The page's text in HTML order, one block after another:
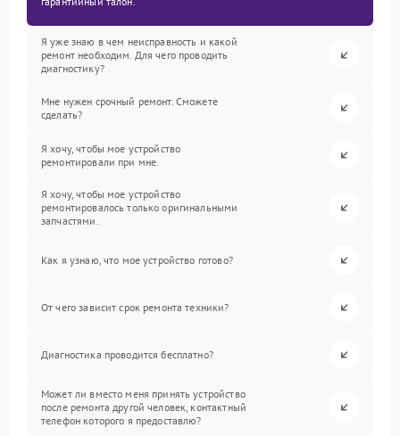
Я уже знаю в чем неисправность и какой
ремонт необходим. Для чего проводить
диагностику?
Мне нужен срочный ремонт. Сможете
сделать?
Я хочу, чтобы мое устройство
ремонтировали при мне.
Я хочу, чтобы мое устройство
ремонтировалось только оригинальными
запчастями.
Как я узнаю, что мое устройство готово?
От чего зависит срок ремонта техники?
Диагностика проводится бесплатно?
Может ли вместо меня принять устройство
после ремонта другой человек, контактный
телефон которого я предоставлю?